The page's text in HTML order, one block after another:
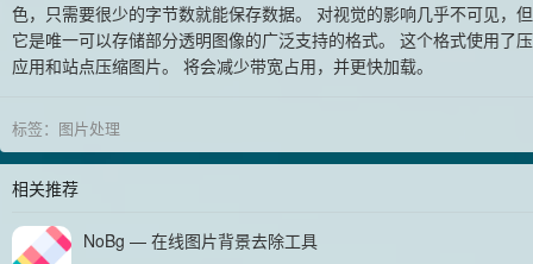
色，只需要很少的字节数就能保存数据。 对视觉的影响几乎不可见，
它是唯一可以存储部分透明图像的广泛支持的格式。 这个格式使用了
应用和站点压缩图片。 将会减少带宽占用，并更快加载。
标签： 图片处理
相关推荐
NoBg — 在线图片背景去除工具